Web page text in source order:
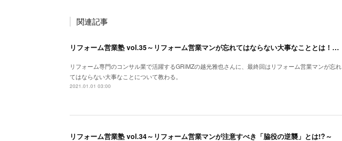
関連記事
リフォーム営業塾 vol.35～リフォーム営業マンが忘れてはならない大事なこととは！？～
リフォーム専門のコンサル業で活躍するGRiMZの越光雅也さんに、最終回はリフォーム営業マンが忘れ
てはならない大事なことについて教わる。
2021.01.01 03:00
リフォーム営業塾 vol.34～リフォーム営業マンが注意すべき「脇役の逆襲」とは!?～